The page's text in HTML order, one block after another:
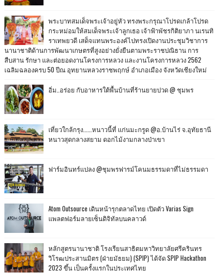
พระบาทสมเด็จพระเจ้าอยู่หัว ทรงพระกรุณาโปรดเกล้าโปรด
กระหม่อมให้สมเด็จพระเจ้าลูกเธอ เจ้าฟ้าพัชรกิติยาภา นเรนทิ
ราเทพยวดี เสด็จแทนพระองค์ไปทรงเปิดงานประชุมวิชาการ
นานาชาติด้านการพัฒนาเกษตรที่สูงอย่างยั่งยืนตามพระราชปณิธาน การ
สืบสาน รักษา และต่อยอดงานโครงการหลวง และงานโครงการหลวง 2562
เฉลิมฉลองครบ 50 ปีณ อุทยานหลวงราชพฤกษ์ อำเภอเมือง จังหวัดเชียงใหม่
อิ่ม..อร่อย กับอาหารใต้พื้นบ้านที่ร้านยายปวด @ ชุมพร
เที่ยวใกล้กรุง......หนาวนี้ที่ แก่นมะกรูด @อ.บ้านไร่ จ.อุทัยธานี
หนาวสุดกลางสยาม ดอกไม้งามกลางป่าเขา
ฟาร์มอินทร์แปลง @ชุมพรฟารม์โคนมธรรมดาที่ไม่ธรรมดา
Atom Outsource เดินหน้ารุกตลาดไทย เปิดตัว Varias Sign
แพลตฟอร์มลายเซ็นดิจิทัลบนคลาวด์
หลักสูตรนานาชาติ โรงเรียนสาธิตมหาวิทยาลัยศรีครินทร
วิโรฒประสานมิตร (ฝ่ายมัธยม) (SPIP) ได้จัด SPIP Hackathon
2023 ขึ้น เป็นครั้งแรกในประเทศไทย